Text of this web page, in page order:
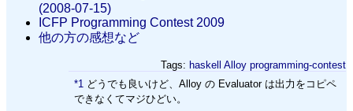
(2008-07-15)
ICFP Programming Contest 2009
他の方の感想など
Tags: haskell Alloy programming-contest
*1どうでも良いけど、Alloy の Evaluator は出力をコピペ
できなくてマジひどい。